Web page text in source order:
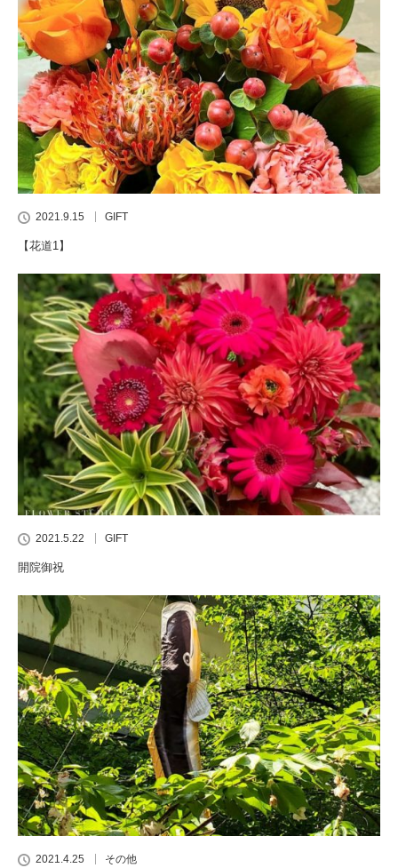
2021.9.15 GIFT
【花道1】
2021.5.22 GIFT
開院御祝
2021.4.25 その他